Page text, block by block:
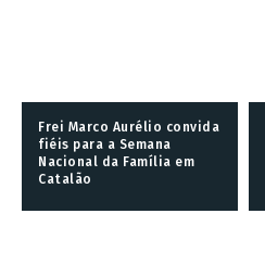
Frei Marco Aurélio convida
fiéis para a Semana
Nacional da Família em
Catalão